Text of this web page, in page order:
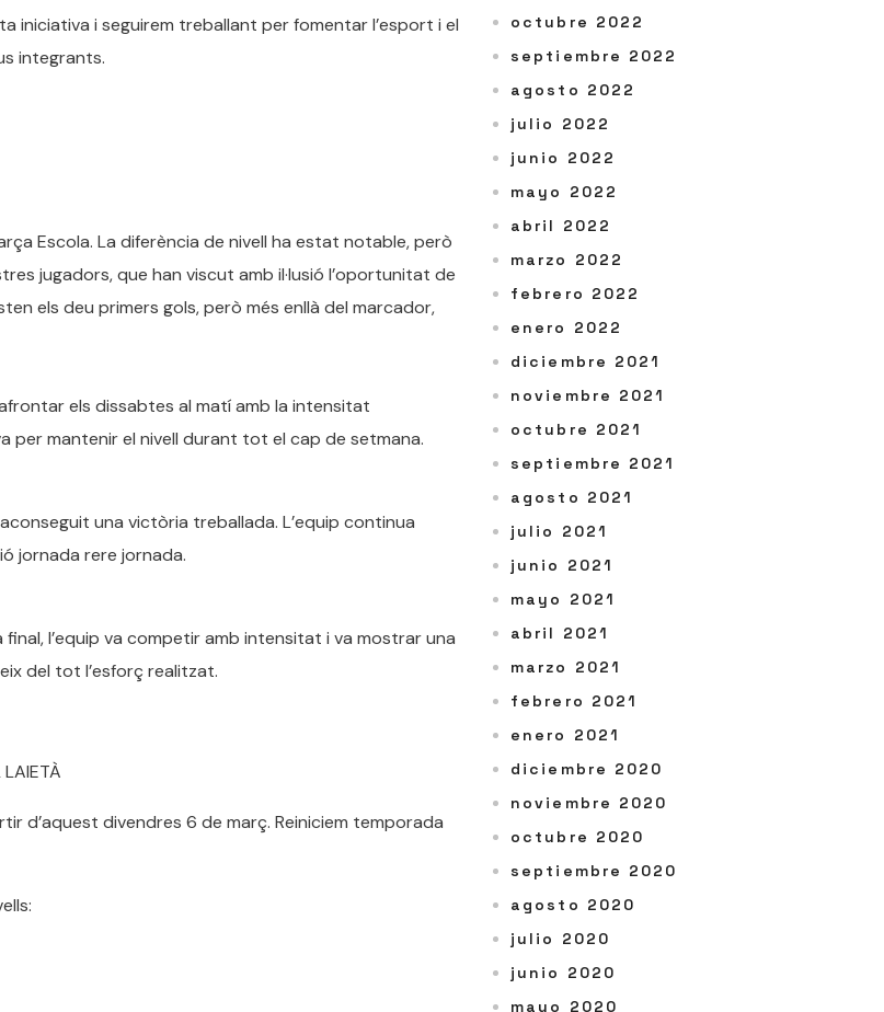
iniciativa i seguirem treballant per fomentar l’esport i el
integrants.
Escola. La diferència de nivell ha estat notable, però
jugadors, que han viscut amb il·lusió l’oportunitat de
els deu primers gols, però més enllà del marcador,
els dissabtes al matí amb la intensitat
per mantenir el nivell durant tot el cap de setmana.
una victòria treballada. L’equip continua
jornada rere jornada.
l’equip va competir amb intensitat i va mostrar una
del tot l’esforç realitzat.
LAIETÀ
d’aquest divendres 6 de març. Reiniciem temporada
octubre 2022
septiembre 2022
agosto 2022
julio 2022
junio 2022
mayo 2022
abril 2022
marzo 2022
febrero 2022
enero 2022
diciembre 2021
noviembre 2021
octubre 2021
septiembre 2021
agosto 2021
julio 2021
junio 2021
mayo 2021
abril 2021
marzo 2021
febrero 2021
enero 2021
diciembre 2020
noviembre 2020
octubre 2020
septiembre 2020
agosto 2020
julio 2020
junio 2020
mayo 2020